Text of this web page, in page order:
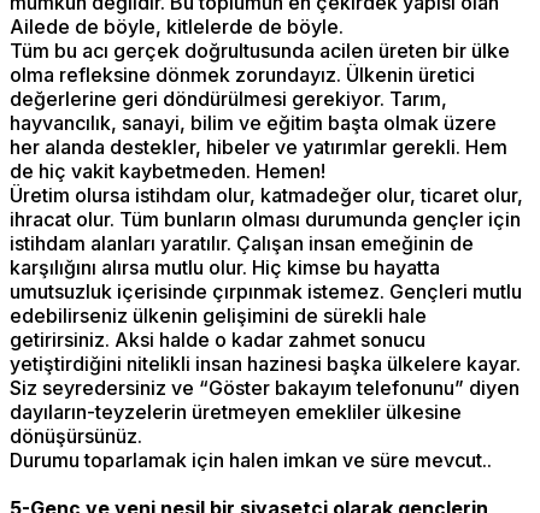
Ailede de böyle, kitlelerde de böyle.
Tüm bu acı gerçek doğrultusunda acilen üreten bir ülke
olma refleksine dönmek zorundayız. Ülkenin üretici
değerlerine geri döndürülmesi gerekiyor. Tarım,
hayvancılık, sanayi, bilim ve eğitim başta olmak üzere
her alanda destekler, hibeler ve yatırımlar gerekli. Hem
de hiç vakit kaybetmeden. Hemen!
Üretim olursa istihdam olur, katmadeğer olur, ticaret olur,
ihracat olur. Tüm bunların olması durumunda gençler için
istihdam alanları yaratılır. Çalışan insan emeğinin de
karşılığını alırsa mutlu olur. Hiç kimse bu hayatta
umutsuzluk içerisinde çırpınmak istemez. Gençleri mutlu
edebilirseniz ülkenin gelişimini de sürekli hale
getirirsiniz. Aksi halde o kadar zahmet sonucu
yetiştirdiğini nitelikli insan hazinesi başka ülkelere kayar.
Siz seyredersiniz ve “Göster bakayım telefonunu” diyen
dayıların-teyzelerin üretmeyen emekliler ülkesine
dönüşürsünüz.
Durumu toparlamak için halen imkan ve süre mevcut..
5-Genç ve yeni nesil bir siyasetçi olarak gençlerin